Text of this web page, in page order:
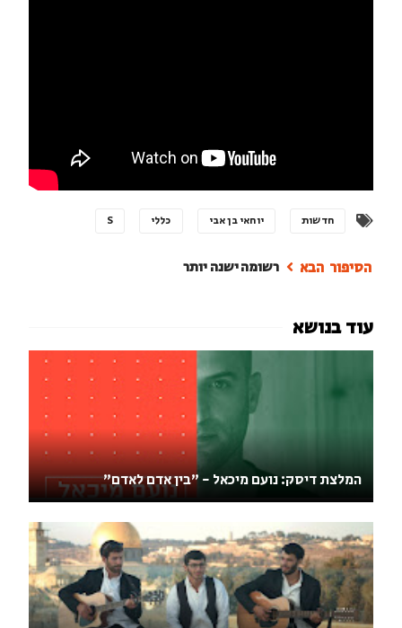
חדשות יוחאי בן אבי כללי S
רשומה ישנה יותר
המלצת דיסק: נועם מיכאל - "בין אדם לאדם"